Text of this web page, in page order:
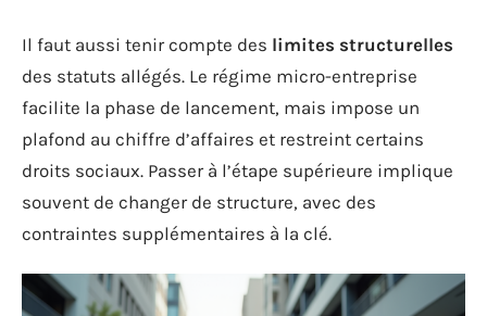
Il faut aussi tenir compte des limites structurelles
des statuts allégés. Le régime micro-entreprise
facilite la phase de lancement, mais impose un
plafond au chiffre d’affaires et restreint certains
droits sociaux. Passer à l’étape supérieure implique
souvent de changer de structure, avec des
contraintes supplémentaires à la clé.